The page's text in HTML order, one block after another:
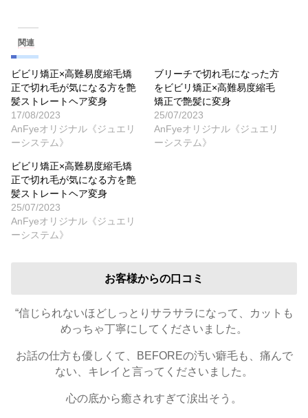
関連
ビビリ矯正×高難易度縮毛矯
正で切れ毛が気になる方を艶
髪ストレートヘア変身
17/08/2023
AnFyeオリジナル《ジュエリ
ーシステム》
ブリーチで切れ毛になった方
をビビリ矯正×高難易度縮毛
矯正で艶髪に変身
25/07/2023
AnFyeオリジナル《ジュエリ
ーシステム》
ビビリ矯正×高難易度縮毛矯
正で切れ毛が気になる方を艶
髪ストレートヘア変身
25/07/2023
AnFyeオリジナル《ジュエリ
ーシステム》
お客様からの口コミ
“信じられないほどしっとりサラサラになって、カットも
めっちゃ丁寧にしてくださいました。
お話の仕方も優しくて、BEFOREの汚い癖毛も、痛んで
ない、キレイと言ってくださいました。
心の底から癒されすぎて涙出そう。